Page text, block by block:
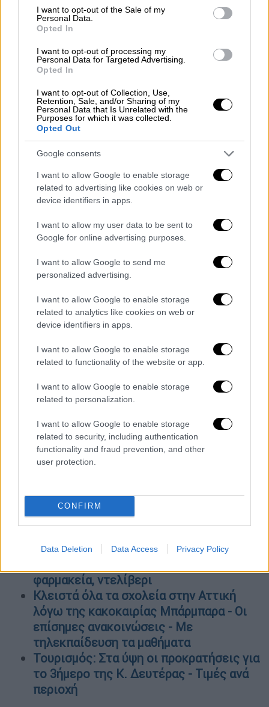
consent section.
I want to opt-out of the Sale of my
Personal Data.
Opted In
I want to opt-out of processing my
Personal Data for Targeted Advertising.
Opted In
I want to opt-out of Collection, Use,
Retention, Sale, and/or Sharing of my
Personal Data that Is Unrelated with the
Purposes for which it was collected.
Opted Out
Google consents
I want to allow Google to enable storage
related to advertising like cookies on web or
device identifiers in apps.
I want to allow my user data to be sent to
Google for online advertising purposes.
I want to allow Google to send me
personalized advertising.
I want to allow Google to enable storage
related to analytics like cookies on web or
device identifiers in apps.
I want to allow Google to enable storage
related to functionality of the website or app.
I want to allow Google to enable storage
related to personalization.
I want to allow Google to enable storage
related to security, including authentication
functionality and fraud prevention, and other
user protection.
CONFIRM
Data Deletion Data Access Privacy Policy
Μεταφέρουν γεννήτρια στο χωριό
Μαυρόπουλο
Ωστόσο, το μεγαλύτερο πρόβλημα με την
ηλεκτροδότηση αντιμετωπίζει η περιοχή
Μαυρόπουλο στο Μίστρο Εύβοιας, όπου
μεταφέρουν αυτή την ώρα με πρωτοβουλία
του προέδρου της Κοινότητας Μίστρου
Ηρακλή Τσώκου, γεννήτρια στο χωριό,
καθώς υπάρχουν πολλοί ηλικιωμένοι.
Γίνονται υπεράνθρωπες προσπάθειες τόσο
από το πρόεδρο του Μίστρου σε συνεργασία
με τα συνεργεία του ΔΕΔΔΗΕ να
αποκατασταθεί η διακοπή ρεύματος άμεσα.
Κακοκαιρία Μπάρμπαρα: Τηλεργασία τη
Δευτέρα στο δημόσιο - Ισχυρή σύσταση
και για τον ιδιωτικό τομέα
γιατροί κατάφεραν και επανέφεραν το
παιδί που βρέθηκε στη θάλασσα- Μια
Κλειστά καταστήματα τη Δευτέρα στην
φαρμακεία, ντελίβερι
Κλειστά όλα τα σχολεία στην Αττική
λόγω της κακοκαιρίας Μπάρμπαρα - Οι
επίσημες ανακοινώσεις - Με
τηλεκπαίδευση τα μαθήματα
Τουρισμός: Στα ύψη οι προκρατήσεις για
το 3ήμερο της Κ. Δευτέρας - Τιμές ανά
περιοχή